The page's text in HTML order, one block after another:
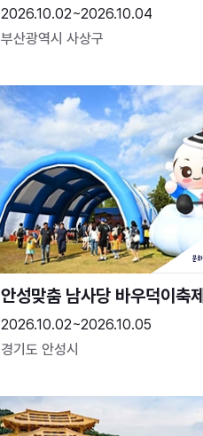
2026.10.02~2026.10.04
부산광역시 사상구
안성맞춤 남사당 바우덕이축제
2026.10.02~2026.10.05
경기도 안성시